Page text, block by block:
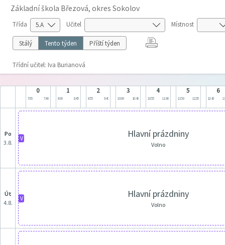
Základní škola Březová, okres Sokolov
Třída Učitel Místnost
Stálý Tento týden Příští týden
Třídní učitel: Iva Burianová
0
7:05 7:40
1
8:00 8:45
2
8:55 9:40
3
10:00 10:45
4
10:55 11:40
5
11:50 12:35
6
12:45
po
3.8.
V Hlavní prázdniny
Volno
út
4.8.
V Hlavní prázdniny
Volno